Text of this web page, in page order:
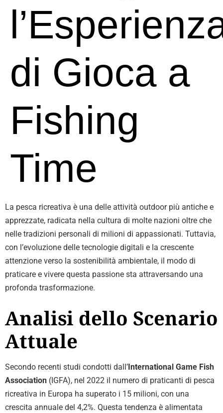
di Gioca a
Fishing
Time
La pesca ricreativa è una delle attività outdoor più antiche e
apprezzate, radicata nella cultura di molte nazioni oltre che
nelle tradizioni personali di milioni di appassionati. Tuttavia,
con l’evoluzione delle tecnologie digitali e la crescente
attenzione verso la sostenibilità ambientale, il modo di
praticare e vivere questa passione sta attraversando una
profonda trasformazione.
Analisi dello Scenario
Attuale
Secondo recenti studi condotti dall’ International Game Fish
Association (IGFA), nel 2022 il numero di praticanti di pesca
ricreativa in Europa ha superato i 15 milioni, con una
crescita annuale del 4,2%. Questa tendenza è alimentata